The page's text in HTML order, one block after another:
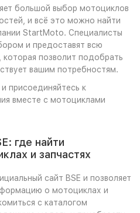
большой выбор мотоциклов
и всё это можно найти
StartMoto. Специалисты
и предоставят всю
позволит подобрать
вашим потребностям.
присоединяйтесь к
вместе с мотоциклами
где найти
и запчастях
сайт BSE и позволяет
о мотоциклах и
с каталогом